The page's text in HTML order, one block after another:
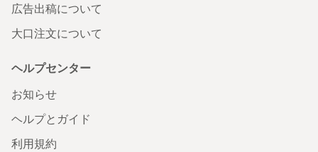
広告出稿について
大口注文について
ヘルプセンター
お知らせ
ヘルプとガイド
利用規約